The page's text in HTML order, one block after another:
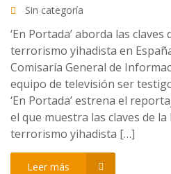
Sin categoría
‘En Portada’ aborda las
terrorismo yihadista en
Comisaría General de
equipo de televisión ser
‘En Portada’ estrena el
el que muestra las claves de
terrorismo yihadista […]
Leer más